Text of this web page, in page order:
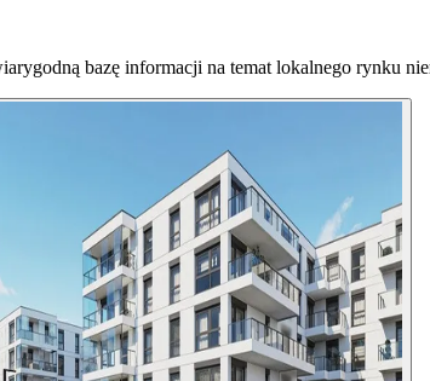
bazę informacji na temat lokalnego rynku